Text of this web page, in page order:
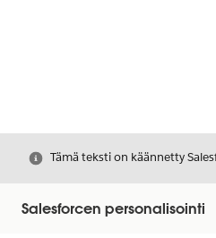
Sulje
Tämä teksti on käännetty
Salesforcen personalisointi